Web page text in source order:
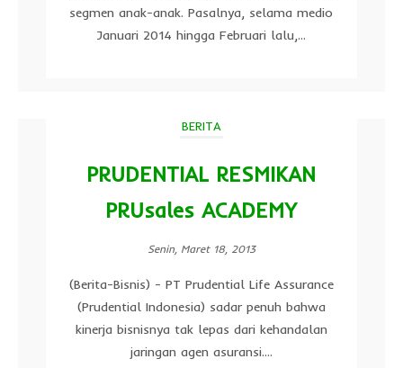
segmen anak-anak. Pasalnya, selama medio
Januari 2014 hingga Februari lalu,...
BERITA
PRUDENTIAL RESMIKAN
PRUsales ACADEMY
Senin, Maret 18, 2013
(Berita-Bisnis) - PT Prudential Life Assurance
(Prudential Indonesia) sadar penuh bahwa
kinerja bisnisnya tak lepas dari kehandalan
jaringan agen asuransi....